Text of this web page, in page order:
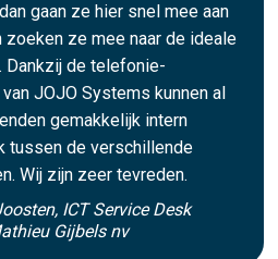
gaan ze hier snel mee aan
zoeken ze mee naar de ideale
Dankzij de telefonie-
JOJO Systems kunnen al
gemakkelijk intern
tussen de verschillende
Wij zijn zeer tevreden.
ICT Service Desk
Gijbels nv